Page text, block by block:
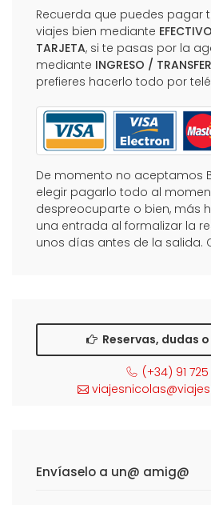
Recuerda que puedes pagar
viajes bien mediante EFECTIVO
TARJETA, si te pasas por la
mediante INGRESO /
prefieres hacerlo todo por
De momento no aceptamos
elegir pagarlo todo al
despreocuparte o bien, más
una entrada al formalizar la
unos días antes de la salida.
Reservas, dudas
(+34) 91 725
Envíaselo a un@ amig@